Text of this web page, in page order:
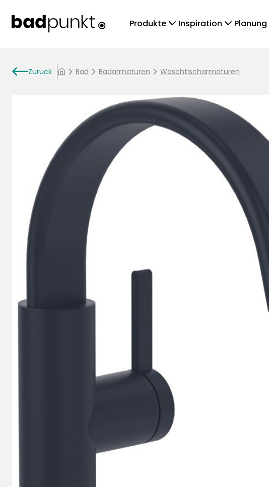
Produkte chevronDown Inspiration chevronDown Planung
arrowLeftZurück home chevronRight Bad chevronRight Badarmaturen chevronRight Waschtischarmaturen